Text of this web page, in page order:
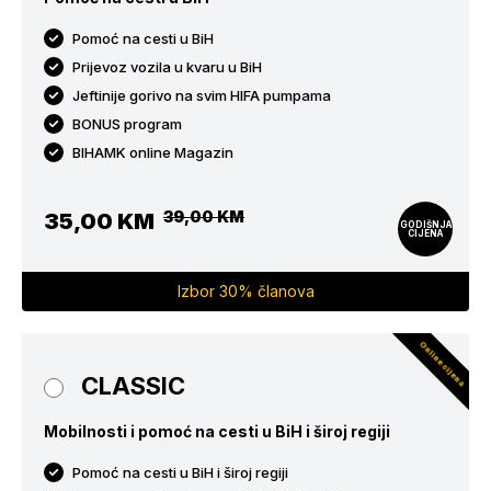
Pomoć na cesti u BiH
Prijevoz vozila u kvaru u BiH
Jeftinije gorivo na svim HIFA pumpama
BONUS program
BIHAMK online Magazin
35,00 KM 39,00 KM
Izbor 30% članova
GODIŠNJA
CIJENA
CLASSIC Online cijena
Mobilnosti i pomoć na cesti u BiH i široj regiji
Pomoć na cesti u BiH i široj regiji